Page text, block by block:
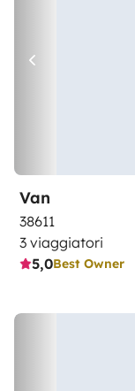
Van
38611
3 viaggiatori
5,0Best Owner